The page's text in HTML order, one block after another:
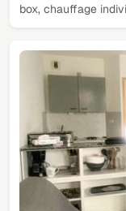
box, chauffage